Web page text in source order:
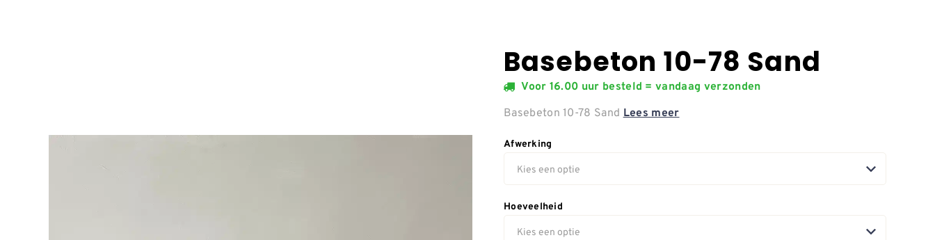
Basebeton 10-78 Sand
Voor 16.00 uur besteld = vandaag verzonden
Basebeton 10-78 Sand Lees meer
Afwerking
Hoeveelheid